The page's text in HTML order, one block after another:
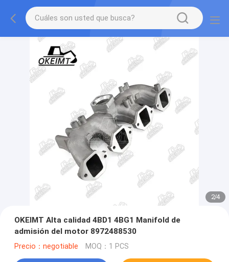
2/4
OKEIMT Alta calidad 4BD1 4BG1 Manifold de
admisión del motor 8972488530
Precio：negotiable MOQ：1 PCS